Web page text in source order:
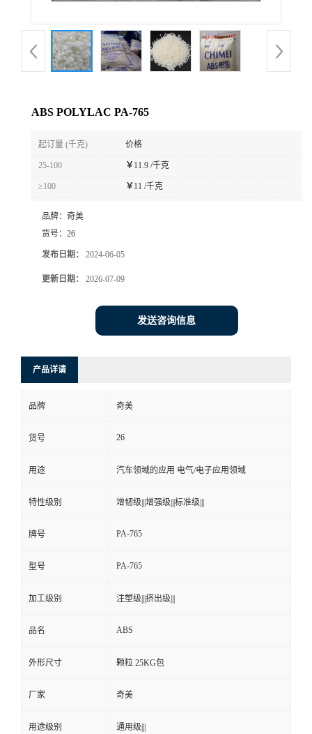
品
展
式
在
线
ABS POLYLAC PA-765
起订量 (千克) 价格
25-100 ￥11.9 /千克
≥100 ￥11 /千克
品牌： 奇美
货号： 26
发布日期： 2024-06-05
更新日期： 2026-07-09
发送咨询信息
产品详请
品牌 奇美
货号 26
用途 汽车领域的应用 电气/电子应用领域
特性级别 增韧级|||增强级|||标准级|||
牌号 PA-765
型号 PA-765
加工级别 注塑级|||挤出级|||
品名 ABS
外形尺寸 颗粒 25KG包
厂家 奇美
用途级别 通用级|||